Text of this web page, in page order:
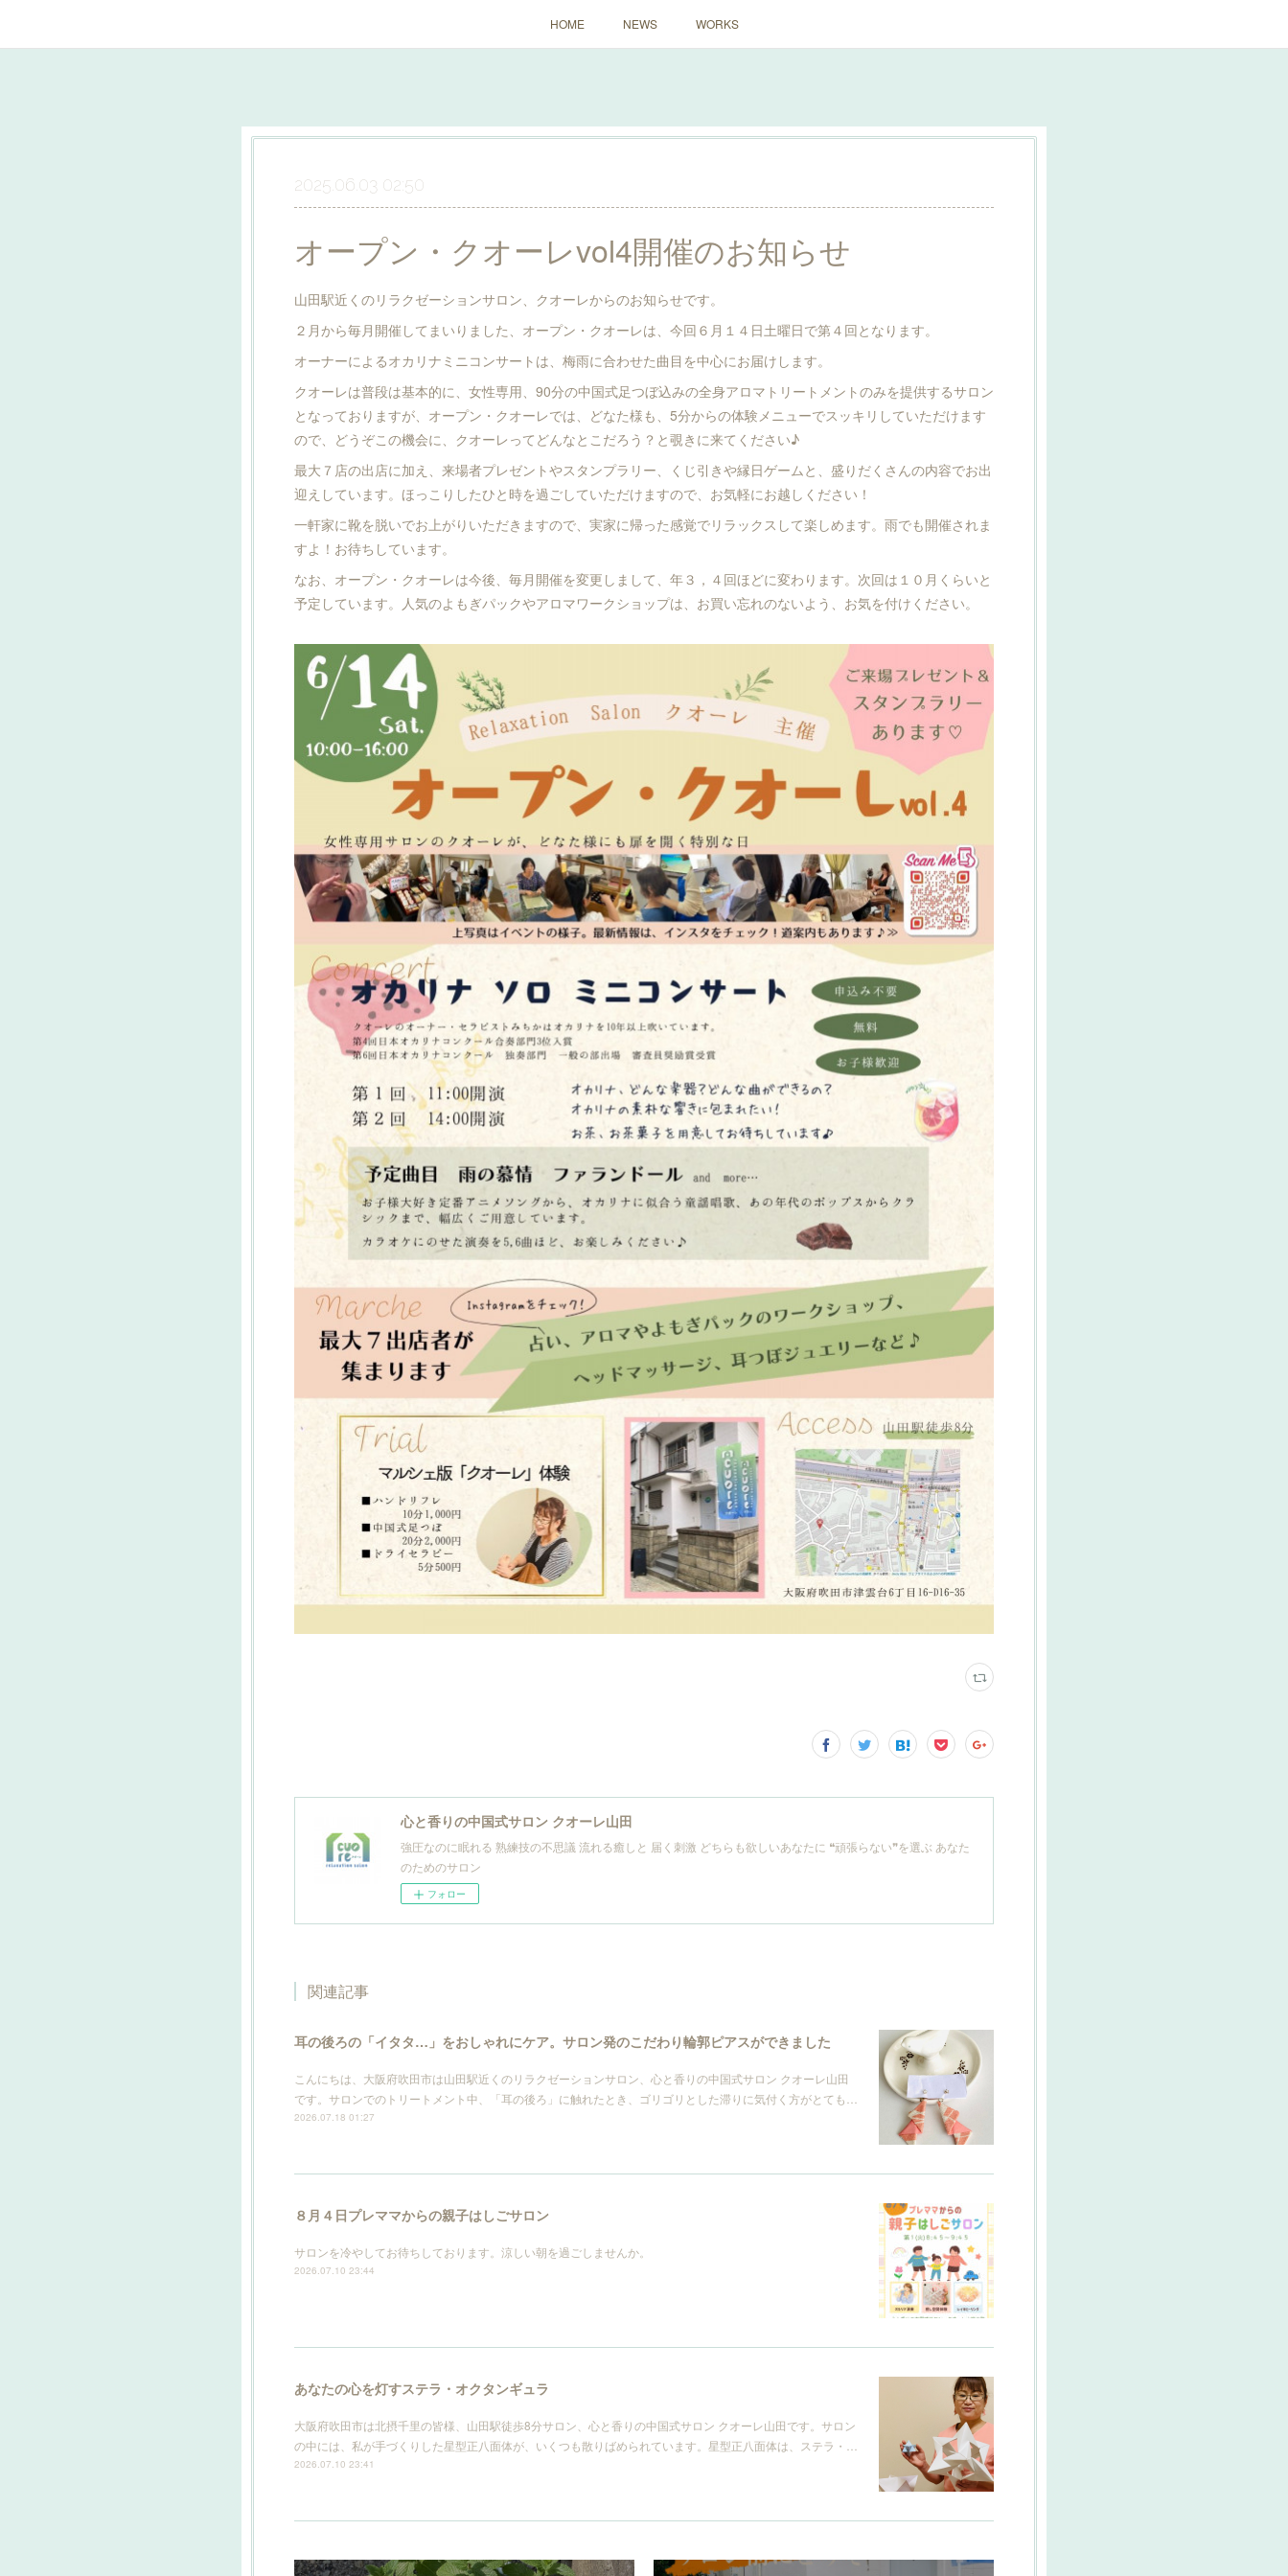
HOME NEWS WORKS
2025.06.03 02:50
オープン・クオーレvol4開催のお知らせ
山田駅近くのリラクゼーションサロン、クオーレからのお知らせです。
２月から毎月開催してまいりました、オープン・クオーレは、今回６月１４日土曜日で第４回となります。
オーナーによるオカリナミニコンサートは、梅雨に合わせた曲目を中心にお届けします。
クオーレは普段は基本的に、女性専用、90分の中国式足つぼ込みの全身アロマトリートメントのみを提供するサロン
となっておりますが、オープン・クオーレでは、どなた様も、5分からの体験メニューでスッキリしていただけます
ので、どうぞこの機会に、クオーレってどんなとこだろう？と覗きに来てください♪
最大７店の出店に加え、来場者プレゼントやスタンプラリー、くじ引きや縁日ゲームと、盛りだくさんの内容でお出
迎えしています。ほっこりしたひと時を過ごしていただけますので、お気軽にお越しください！
一軒家に靴を脱いでお上がりいただきますので、実家に帰った感覚でリラックスして楽しめます。雨でも開催されま
すよ！お待ちしています。
なお、オープン・クオーレは今後、毎月開催を変更しまして、年３，４回ほどに変わります。次回は１０月くらいと
予定しています。人気のよもぎパックやアロマワークショップは、お買い忘れのないよう、お気を付けください。
心と香りの中国式サロン クオーレ山田
強圧なのに眠れる 熟練技の不思議 流れる癒しと 届く刺激 どちらも欲しいあなたに ❝頑張らない❞を選ぶ あなた
のためのサロン
フォロー
関連記事
耳の後ろの「イタタ…」をおしゃれにケア。サロン発のこだわり輪郭ピアスができました
こんにちは、大阪府吹田市は山田駅近くのリラクゼーションサロン、心と香りの中国式サロン クオーレ山田
です。サロンでのトリートメント中、「耳の後ろ」に触れたとき、ゴリゴリとした滞りに気付く方がとても…
2026.07.18 01:27
８月４日プレママからの親子はしごサロン
サロンを冷やしてお待ちしております。涼しい朝を過ごしませんか。
2026.07.10 23:44
あなたの心を灯すステラ・オクタンギュラ
大阪府吹田市は北摂千里の皆様、山田駅徒歩8分サロン、心と香りの中国式サロン クオーレ山田です。サロン
の中には、私が手づくりした星型正八面体が、いくつも散りばめられています。星型正八面体は、ステラ・…
2026.07.10 23:41